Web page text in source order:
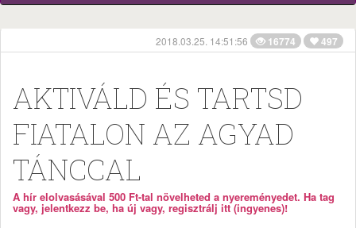
2018.03.25. 14:51:56 16774 497
AKTIVÁLD ÉS TARTSD
FIATALON AZ AGYAD
TÁNCCAL
A hír elolvasásával 500 Ft-tal növelheted a nyereményedet. Ha tag
vagy, jelentkezz be, ha új vagy, regisztrálj itt (ingyenes)!